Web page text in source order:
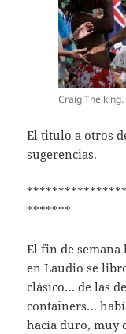
Craig The king.
El titulo a otros
sugerencias.
*******
El fin de
en Laudio se
clásico… de las
containers…
hacía duro, muy